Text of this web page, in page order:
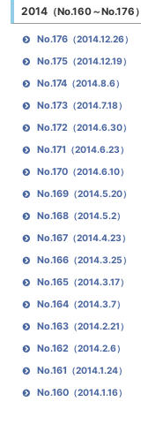
2014（No.160～No.176）
No.176（2014.12.26）
No.175（2014.12.19）
No.174（2014.8.6）
No.173（2014.7.18）
No.172 （2014.6.30）
No.171 （2014.6.23）
No.170（2014.6.10）
No.169（2014.5.20）
No.168（2014.5.2）
No.167（2014.4.23）
No.166（2014.3.25）
No.165（2014.3.17）
No.164（2014.3.7）
No.163（2014.2.21）
No.162 （2014.2.6）
No.161 （2014.1.24）
No.160（2014.1.16）